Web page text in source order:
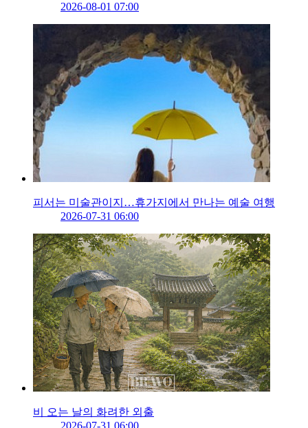
2026-08-01 07:00
피서는 미술관이지…휴가지에서 만나는 예술 여행
2026-07-31 06:00
비 오는 날의 화려한 외출